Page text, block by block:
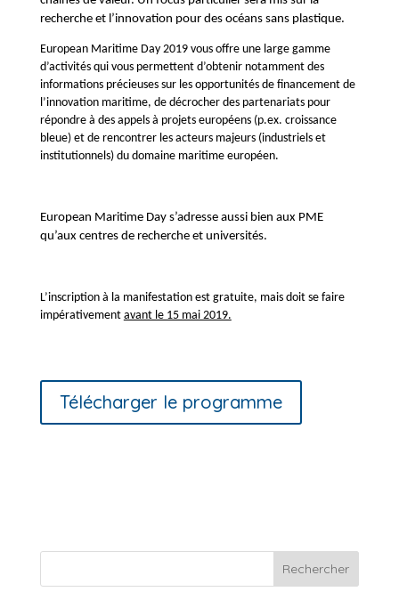
recherche et l’innovation pour des océans sans plastique.
European Maritime Day 2019 vous offre une large gamme
d’activités qui vous permettent d’obtenir notamment des
informations précieuses sur les opportunités de financement de
l’innovation maritime, de décrocher des partenariats pour
répondre à des appels à projets européens (p.ex. croissance
bleue) et de rencontrer les acteurs majeurs (industriels et
institutionnels) du domaine maritime européen.
European Maritime Day s’adresse aussi bien aux PME
qu’aux centres de recherche et universités.
L’inscription à la manifestation est gratuite, mais doit se faire
impérativement avant le 15 mai 2019.
Télécharger le programme